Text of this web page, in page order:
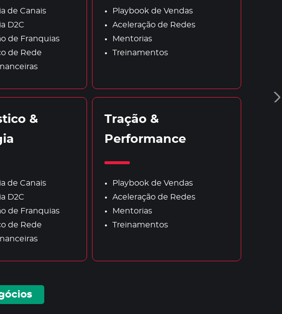
de Canais
D2C
de Franquias
de Rede
Playbook de Vendas
Aceleração de Redes
Mentorias
Treinamentos
&
de Canais
D2C
de Franquias
de Rede
Tração &
Performance
Playbook de Vendas
Aceleração de Redes
Mentorias
Treinamentos